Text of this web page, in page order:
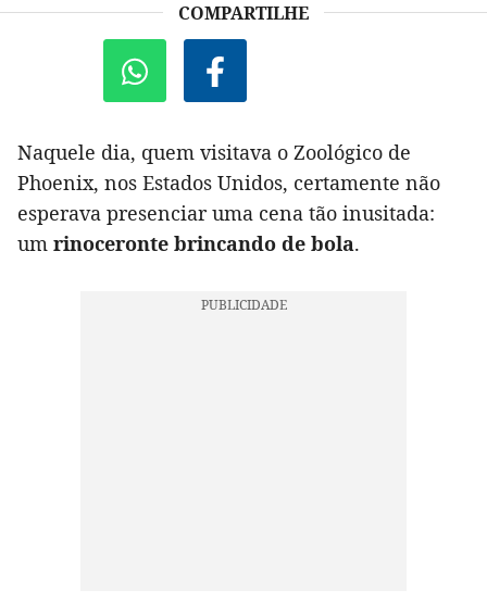
COMPARTILHE
Naquele dia, quem visitava o Zoológico de
Phoenix, nos Estados Unidos, certamente não
esperava presenciar uma cena tão inusitada:
um rinoceronte brincando de bola.